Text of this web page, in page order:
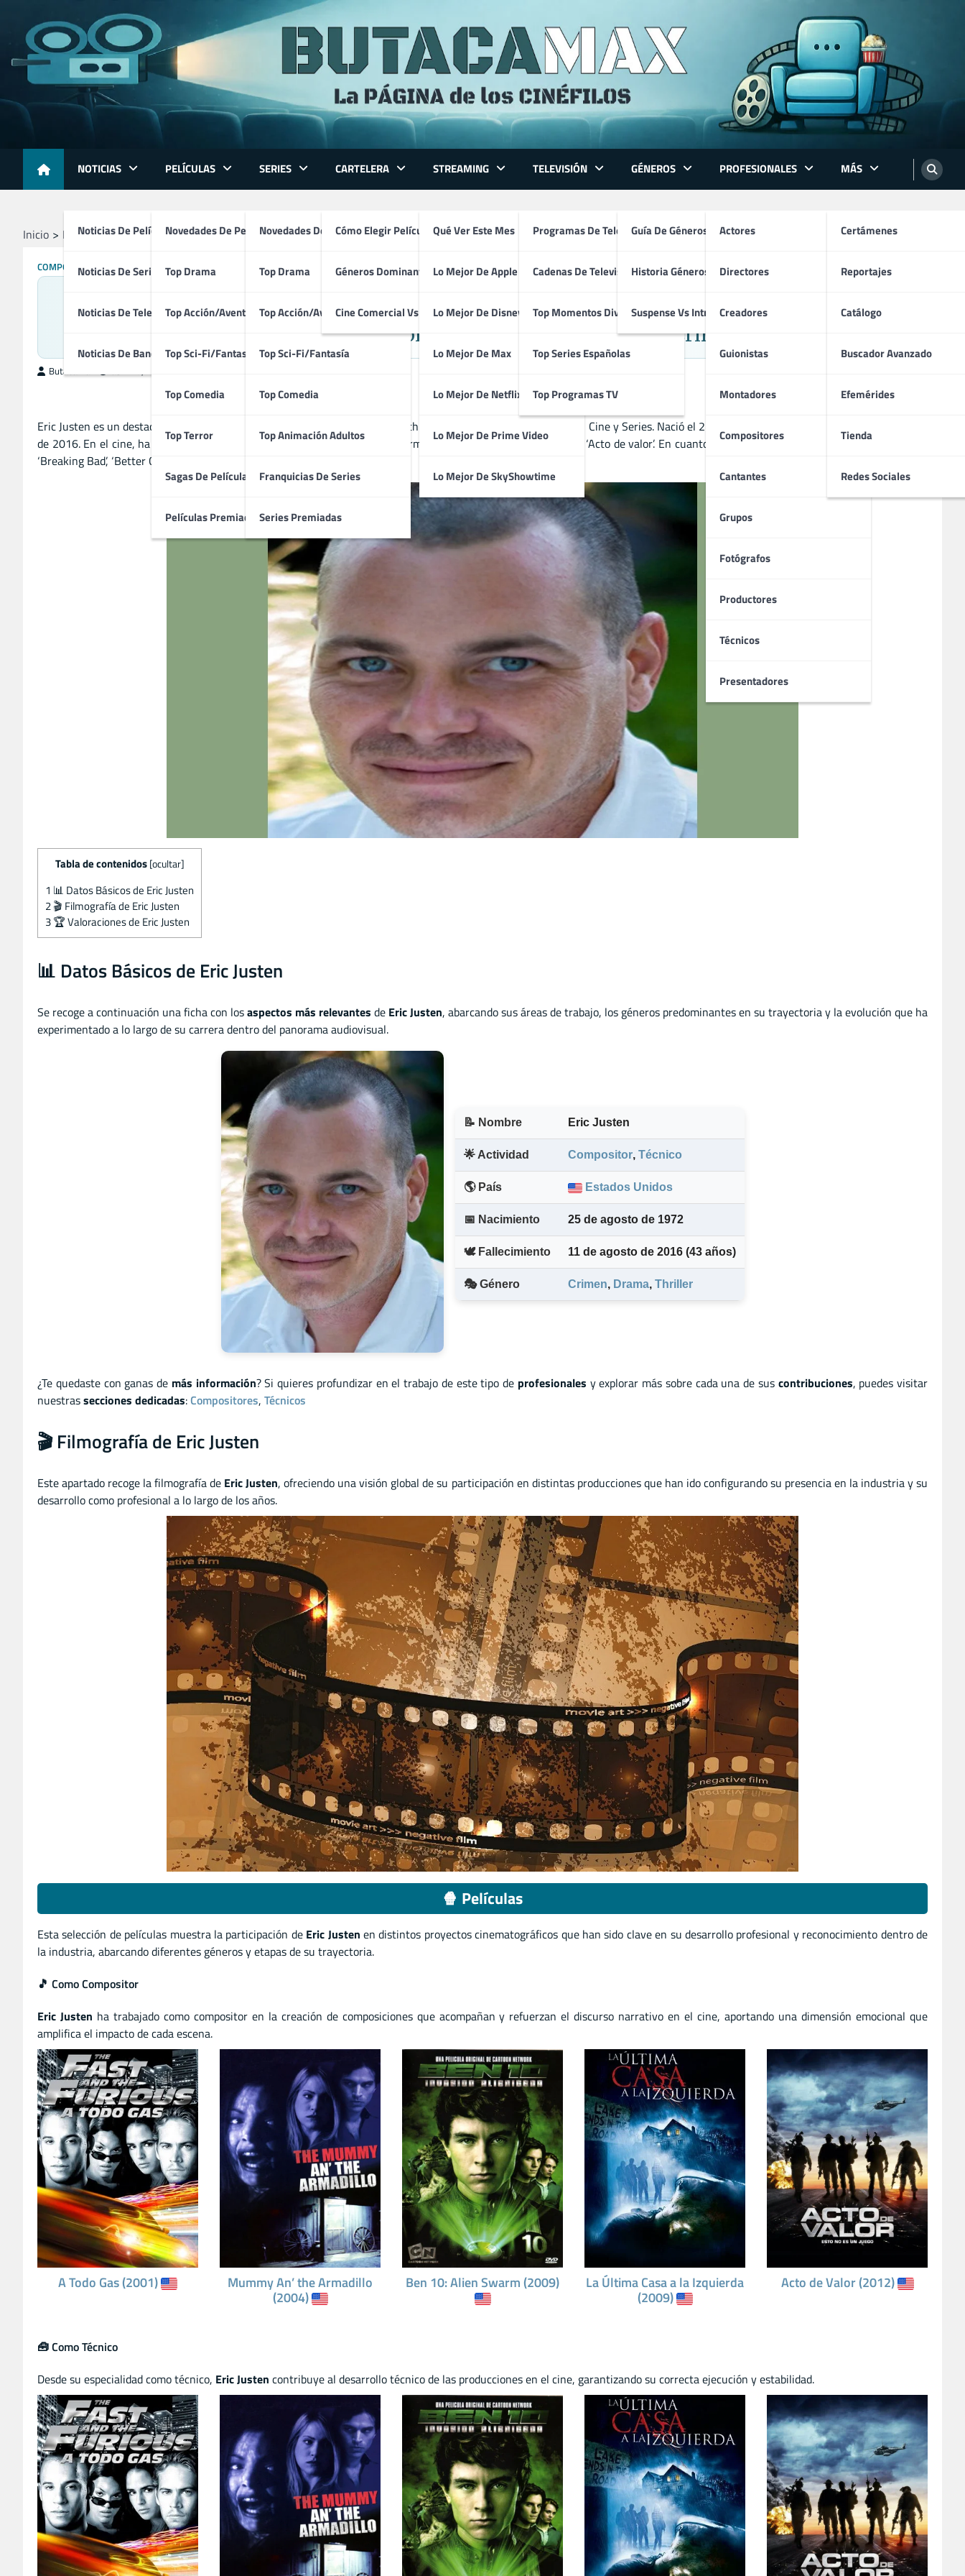
content
NOTICIAS
Noticias De Películas
Noticias De Series
Noticias De Televisión
Noticias De Bandas Sonoras
PELÍCULAS
Novedades De Películas
Top Drama
Top Acción/Aventura
Top Sci-Fi/Fantasía
Top Comedia
Top Terror
Sagas De Películas
Películas Premiadas
SERIES
Novedades De Series
Top Drama
Top Acción/Aventura
Top Sci-Fi/Fantasía
Top Comedia
Top Animación Adultos
Franquicias De Series
Series Premiadas
CARTELERA
Cómo Elegir Película
Géneros Dominantes
Cine Comercial Vs Autor
STREAMING
Qué Ver Este Mes
Lo Mejor De Apple TV
Lo Mejor De Disney+
Lo Mejor De Max
Lo Mejor De Netflix
Lo Mejor De Prime Video
Lo Mejor De SkyShowtime
TELEVISIÓN
Programas De Televisión
Cadenas De Televisión
Top Momentos Divertidos
Top Series Españolas
Top Programas TV
GÉNEROS
Guía De Géneros
Historia Géneros TV
Suspense Vs Intriga
PROFESIONALES
Actores
Directores
Creadores
Guionistas
Montadores
Compositores
Cantantes
Grupos
Fotógrafos
Productores
Técnicos
Presentadores
MÁS
Certámenes
Reportajes
Catálogo
Buscador Avanzado
Efemérides
Tienda
Redes Sociales
Inicio Profesionales Compositores Eric Justen
COMPOSITORES TÉCNICOS
Eric Justen
Compositor Estadounidense con amplia carrera en Drama, Crimen y Thriller
ButacaMax
Eric Justen es un destacado compositor estadounidense de drama, crimen y thriller con participación habitual en Cine y Series. Nació el 25 de agosto de 1972 y falleció el 11 de agosto
de 2016. En el cine, ha trabajado en producciones como ‘Ben 10: Alien Swarm’, ‘La última casa a la izquierda’ y ‘Acto de valor’. En cuanto a su trabajo en televisión, ha participado en
‘Breaking Bad’, ‘Better Call Saul’ y ‘The Good Wife’.
Tabla de contenidos [ocultar]
1 📊 Datos Básicos de Eric Justen
2🎬 Filmografía de Eric Justen
3🏆 Valoraciones de Eric Justen
📊 Datos Básicos de Eric Justen
Se recoge a continuación una ficha con losaspectos más relevantes de Eric Justen, abarcando sus áreas de trabajo, los géneros predominantes en su trayectoria y la evolución que ha
experimentado a lo largo de su carrera dentro del panorama audiovisual.
📝 Nombre Eric Justen
🌟 Actividad Compositor, Técnico
🌎 País Estados Unidos
📅 Nacimiento 25 de agosto de 1972
🕊️ Fallecimiento 11 de agosto de 2016 (43 años)
🎭 Género Crimen, Drama, Thriller
¿Te quedaste con ganas de más información? Si quieres profundizar en el trabajo de este tipo de profesionales y explorar más sobre cada una de sus contribuciones, puedes visitar
nuestrassecciones dedicadas:Compositores, Técnicos
🎬 Filmografía de Eric Justen
Este apartado recoge la filmografía de Eric Justen, ofreciendo una visión global de su participación en distintas producciones que han ido configurando su presencia en la industria y su
desarrollo como profesional a lo largo de los años.
🍿 Películas
Esta selección de películas muestra la participación de Eric Justen en distintos proyectos cinematográficos que han sido clave en su desarrollo profesional y reconocimiento dentro de
la industria, abarcando diferentes géneros y etapas de su trayectoria.
🎵 Como Compositor
Eric Justen ha trabajado como compositor en la creación de composiciones que acompañan y refuerzan el discurso narrativo en el cine, aportando una dimensión emocional que
amplifica el impacto de cada escena.
A Todo Gas (2001) Mummy An’ the Armadillo
(2004)
Ben 10: Alien Swarm (2009) La Última Casa a la Izquierda
(2009)
Acto de Valor (2012)
🧰 Como Técnico
Desde su especialidad como técnico, Eric Justen contribuye al desarrollo técnico de las producciones en el cine, garantizando su correcta ejecución y estabilidad.